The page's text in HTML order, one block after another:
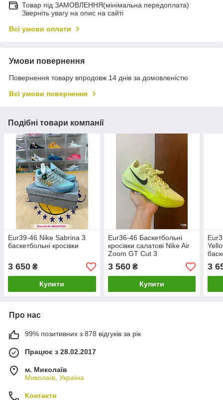
Товар під ЗАМОВЛЕННЯ(мінімальна передоплата)
Зверніть увагу на опис на сайті
Всі умови оплати
Умови повернення
Повернення товару впродовж 14 днів за домовленістю
Всі умови повернення
Подібні товари компанії
Eur39-46 Nike Sabrina 3
баскетбольні кросівки
3 650 ₴
Купити
Eur36-46 Баскетбольні
кросівки салатові Nike Air
Zoom GT Cut 3
3 560₴
Купити
3
Про нас
99% позитивних з 878 відгуків за рік
Працює з 28.02.2017
м. Миколаїв
Миколаїв, Україна
Контакти